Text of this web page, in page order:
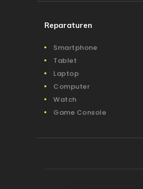
Reparaturen
Smartphone
Tablet
Laptop
Computer
Watch
Game Console